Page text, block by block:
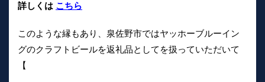
詳しくは こちら
このような縁もあり、泉佐野市ではヤッホーブルーイン
グのクラフトビールを返礼品としてを扱っていただいて
【